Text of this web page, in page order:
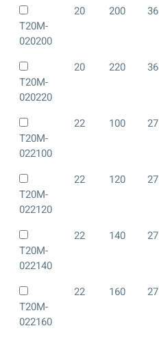
T20M-
020200
20 200 36
T20M-
020220
20 220 36
T20M-
022100
22 100 27
T20M-
022120
22 120 27
T20M-
022140
22 140 27
T20M-
022160
22 160 27